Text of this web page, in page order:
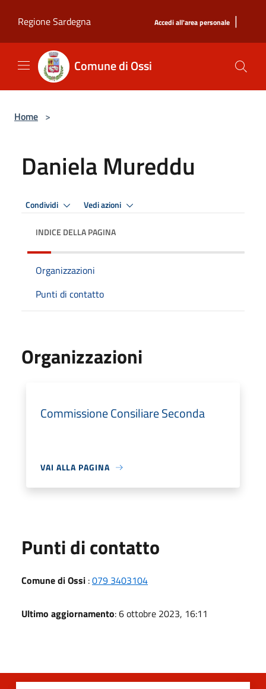
Regione Sardegna
Accedi all'area personale |
Comune di Ossi
Home >
Daniela Mureddu
Condividi Vedi azioni
INDICE DELLA PAGINA
Organizzazioni
Punti di contatto
Organizzazioni
Commissione Consiliare Seconda
VAI ALLA PAGINA
Punti di contatto
Comune di Ossi :079 3403104
Ultimo aggiornamento: 6 ottobre 2023, 16:11